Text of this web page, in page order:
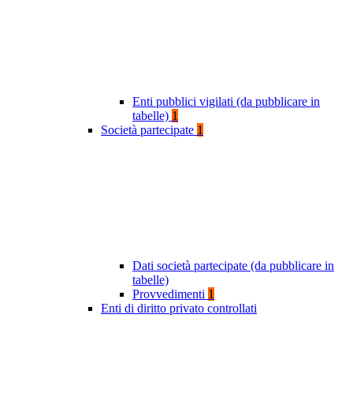
Enti pubblici vigilati (da pubblicare in
tabelle) 1
Società partecipate 1
Dati società partecipate (da pubblicare in
tabelle)
Provvedimenti 1
Enti di diritto privato controllati